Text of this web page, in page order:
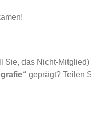
das Nicht-
geprägt? Teilen